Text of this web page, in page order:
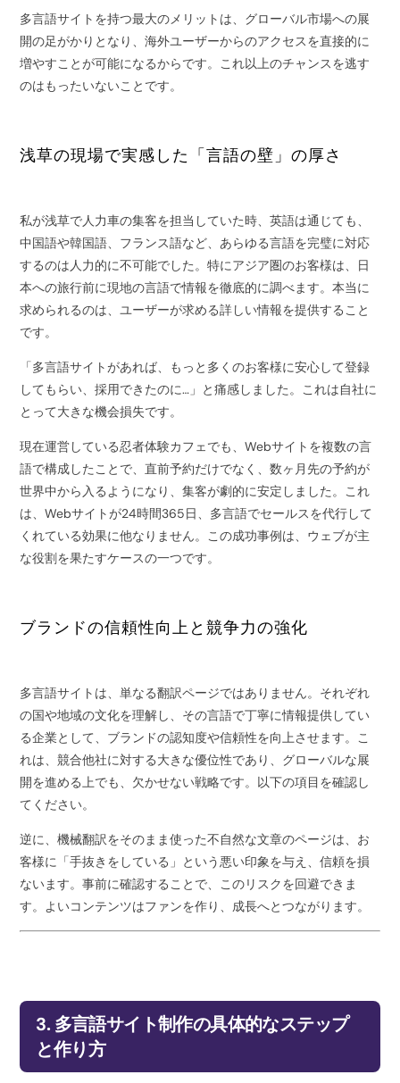
多言語サイトを持つ最大のメリットは、グローバル市場への展
開の足がかりとなり、海外ユーザーからのアクセスを直接的に
増やすことが可能になるからです。これ以上のチャンスを逃す
のはもったいないことです。
浅草の現場で実感した「言語の壁」の厚さ
私が浅草で人力車の集客を担当していた時、英語は通じても、
中国語や韓国語、フランス語など、あらゆる言語を完璧に対応
するのは人力的に不可能でした。特にアジア圏のお客様は、日
本への旅行前に現地の言語で情報を徹底的に調べます。本当に
求められるのは、ユーザーが求める詳しい情報を提供すること
です。
「多言語サイトがあれば、もっと多くのお客様に安心して登録
してもらい、採用できたのに…」と痛感しました。これは自社に
とって大きな機会損失です。
現在運営している忍者体験カフェでも、Webサイトを複数の言
語で構成したことで、直前予約だけでなく、数ヶ月先の予約が
世界中から入るようになり、集客が劇的に安定しました。これ
は、Webサイトが24時間365日、多言語でセールスを代行して
くれている効果に他なりません。この成功事例は、ウェブが主
な役割を果たすケースの一つです。
ブランドの信頼性向上と競争力の強化
多言語サイトは、単なる翻訳ページではありません。それぞれ
の国や地域の文化を理解し、その言語で丁寧に情報提供してい
る企業として、ブランドの認知度や信頼性を向上させます。こ
れは、競合他社に対する大きな優位性であり、グローバルな展
開を進める上でも、欠かせない戦略です。以下の項目を確認し
てください。
逆に、機械翻訳をそのまま使った不自然な文章のページは、お
客様に「手抜きをしている」という悪い印象を与え、信頼を損
ないます。事前に確認することで、このリスクを回避できま
す。よいコンテンツはファンを作り、成長へとつながります。
3. 多言語サイト制作の具体的なステップ
と作り方